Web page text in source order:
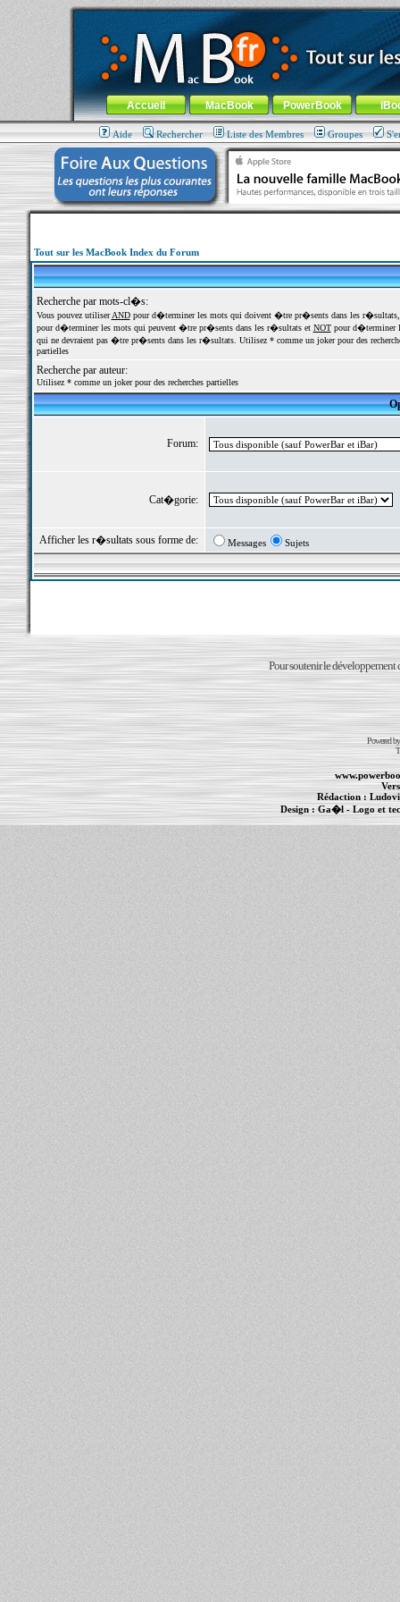
MacBook-fr.com : 100% Apple... 100% nomade !
Aller au contenu-Aller au menu général-Aller au menu de
Menu général
Accueil MacBook PowerBook
Aide Rechercher Liste des Membres Groupes
Tout sur les MacBook Index du Forum
Recherche par mots-cl�s:
Vous pouvez utiliserANDpour d�terminer les mots qui doivent �tre pr�sents dans les
pour d�terminer les mots qui peuvent �tre pr�sents dans les r�sultats et NOTpour d�terminer
qui ne devraient pas �tre pr�sents dans les r�sultats. Utilisez * comme un joker pour des
partielles
Recherche par auteur:
Utilisez * comme un joker pour des recherches partielles
Forum:
Cat�gorie:
Afficher les r�sultats sous forme de: Messages Sujets
Pour soutenir le développement
Powered
Rédaction :
Design : Ga�l- Logo et